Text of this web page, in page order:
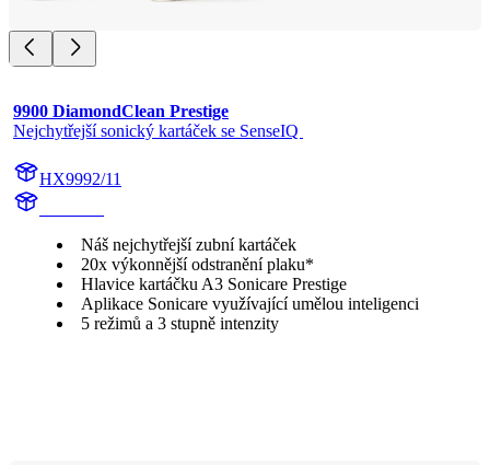
9900 DiamondClean Prestige
Nejchytřejší sonický kartáček se SenseIQ
HX9992/11
Náš nejchytřejší zubní kartáček
20x výkonnější odstranění plaku*
Hlavice kartáčku A3 Sonicare Prestige
Aplikace Sonicare využívající umělou inteligenci
5 režimů a 3 stupně intenzity